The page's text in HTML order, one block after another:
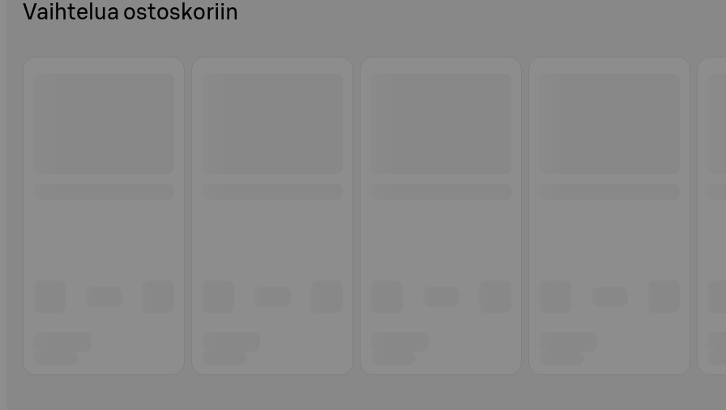
Vaihtelua ostoskoriin